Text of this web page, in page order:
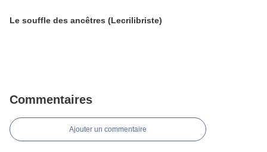
Le souffle des ancêtres (Lecrilibriste)
Commentaires
Ajouter un commentaire